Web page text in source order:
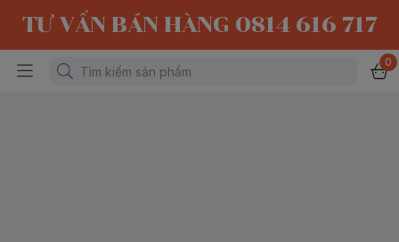
TƯ VẤN BÁN HÀNG 0814 616 717
0